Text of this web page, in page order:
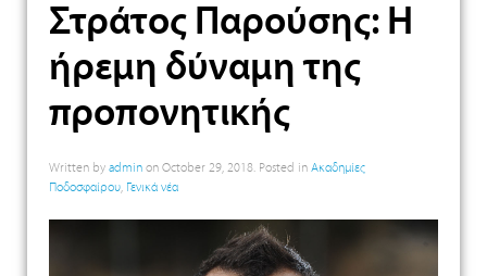
Στράτος Παρούσης: Η
ήρεμη δύναμη της
προπονητικής
Written by admin on October 29, 2018. Posted in Ακαδημίες
Ποδοσφαίρου, Γενικά νέα